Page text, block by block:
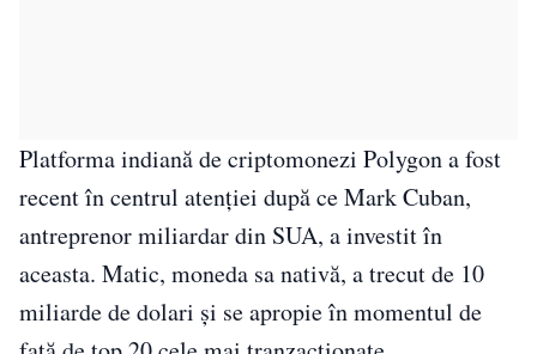
Platforma indiană de criptomonezi Polygon a fost
recent în centrul atenției după ce Mark Cuban,
antreprenor miliardar din SUA, a investit în
aceasta. Matic, moneda sa nativă, a trecut de 10
miliarde de dolari și se apropie în momentul de